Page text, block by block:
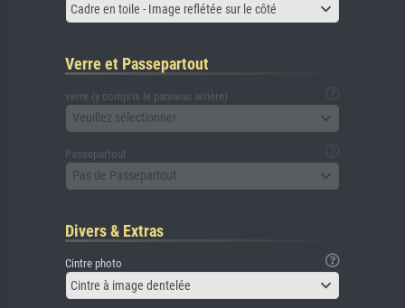
Cadre en toile - Image reflétée sur le côté
Verre et Passepartout
verre (y compris le panneau arrière)
Veuillez sélectionner
Passepartout
Pas de Passepartout
Divers & Extras
Cintre photo
Cintre à image dentelée